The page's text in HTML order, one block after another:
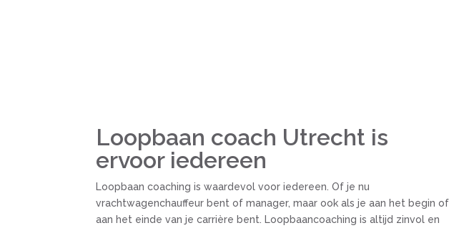
Loopbaan coach Utrecht is
ervoor iedereen
Loopbaan coaching is waardevol voor iedereen. Of je nu
vrachtwagenchauffeur bent of manager, maar ook als je aan het begin of
aan het einde van je carrière bent. Loopbaancoaching is altijd zinvol en